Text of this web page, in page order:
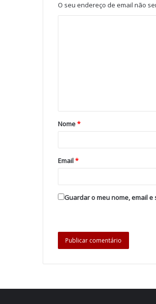
O seu endereço de email não
Nome*
Email*
Guardar o meu nome, email